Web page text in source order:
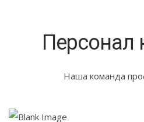
Персонал
Наша команда